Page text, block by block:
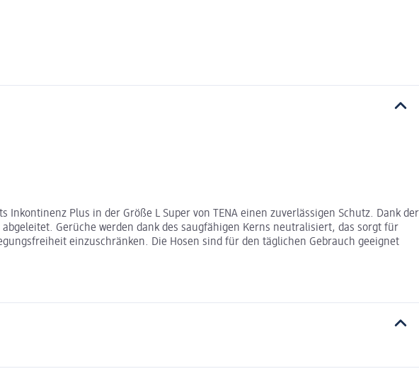
Plus in der Größe L Super von TENA einen zuverlässigen Schutz. Dank der
Gerüche werden dank des saugfähigen Kerns neutralisiert, das sorgt für
einzuschränken. Die Hosen sind für den täglichen Gebrauch geeignet